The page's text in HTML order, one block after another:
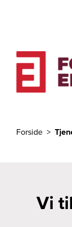
Forside
Vi